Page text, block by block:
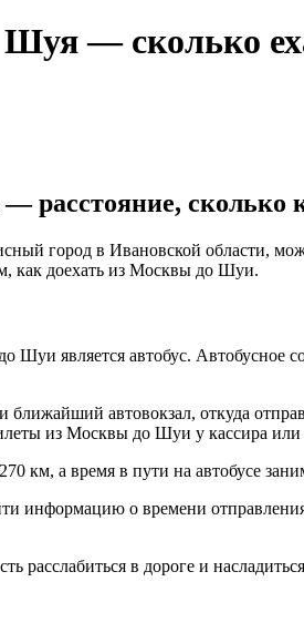
— сколько
расстояние, сколько
город в Ивановской области,
как доехать из Москвы до Шуи.
Шуи является автобус.
ближайший автовокзал, откуда
из Москвы до Шуи у кассира или
км, а время в пути на автобусе
информацию о времени
расслабиться в дороге и